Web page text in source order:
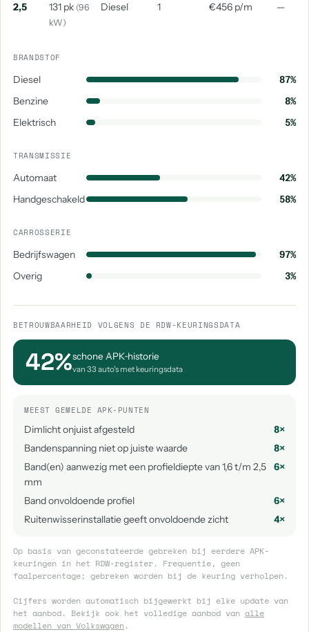
2,5 131 pk (96
kW)
Diesel 1 €456 p/m —
BRANDSTOF
Diesel
87%
Benzine
8%
Elektrisch
5%
TRANSMISSIE
Automaat
42%
Handgeschakeld
58%
CARROSSERIE
Bedrijfswagen
97%
Overig
3%
BETROUWBAARHEID VOLGENS DE RDW-KEURINGSDATA
42%schone APK‑historie
van 33 auto's met keuringsdata
MEEST GEMELDE APK-PUNTEN
Dimlicht onjuist afgesteld
8×
Bandenspanning niet op juiste waarde
8×
Band(en) aanwezig met een profieldiepte van 1,6 t/m 2,5
mm
6×
Band onvoldoende profiel
6×
Ruitenwisserinstallatie geeft onvoldoende zicht
4×
Op basis van geconstateerde gebreken bij eerdere APK-
keuringen in het RDW-register. Frequentie, geen
faalpercentage; gebreken worden bij de keuring verholpen.
Cijfers worden automatisch bijgewerkt bij elke update van
het aanbod. Bekijk ook het volledige aanbod van alle
modellen van Volkswagen.